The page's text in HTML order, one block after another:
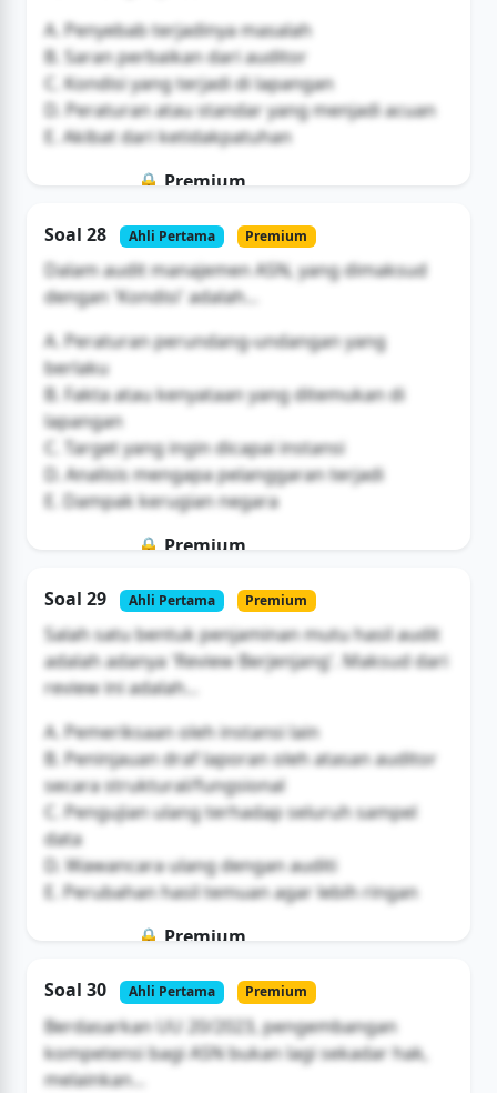
A. Penyebab terjadinya masalah
B. Saran perbaikan dari auditor
C. Kondisi yang terjadi di lapangan
D. Peraturan atau standar yang menjadi acuan
E. Akibat dari ketidakpatuhan
🔒 Premium
Buka Akses
Soal 28 Ahli Pertama Premium
Dalam audit manajemen ASN, yang dimaksud
dengan 'Kondisi' adalah...
A. Peraturan perundang-undangan yang
berlaku
B. Fakta atau kenyataan yang ditemukan di
lapangan
C. Target yang ingin dicapai instansi
D. Analisis mengapa pelanggaran terjadi
E. Dampak kerugian negara
🔒 Premium
Buka Akses
Soal 29 Ahli Pertama Premium
Salah satu bentuk penjaminan mutu hasil audit
adalah adanya 'Review Berjenjang'. Maksud dari
review ini adalah...
A. Pemeriksaan oleh instansi lain
B. Peninjauan draf laporan oleh atasan auditor
secara struktural/fungsional
C. Pengujian ulang terhadap seluruh sampel
data
D. Wawancara ulang dengan auditi
E. Perubahan hasil temuan agar lebih ringan
🔒 Premium
Buka Akses
Soal 30 Ahli Pertama Premium
Berdasarkan UU 20/2023, pengembangan
kompetensi bagi ASN bukan lagi sekadar hak,
melainkan...